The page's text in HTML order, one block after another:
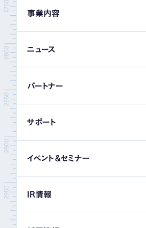
事業内容
ニュース
パートナー
サポート
イベント＆セミナー
IR情報